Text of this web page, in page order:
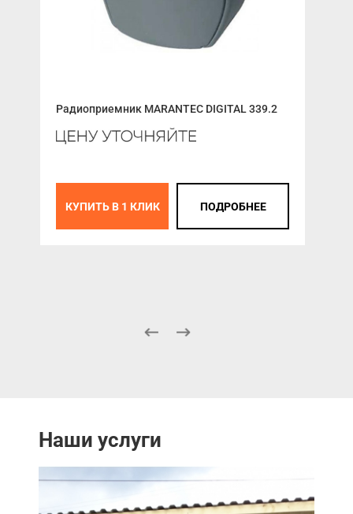
Радиоприемник MARANTEC DIGITAL 339.2
КУПИТЬ В 1 КЛИК ПОДРОБНЕЕ
Наши услуги